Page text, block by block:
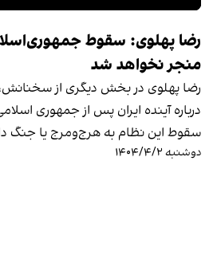
رضا پهلوی: سقوط
منجر نخواهد شد
رضا پهلوی در بخش دیگری از سخنانش،
درباره آینده ایران پس از جمهوری
سقوط این نظام به هرج‌ومرج یا جنگ
دوشنبه ۱۴۰۴/۴/۲